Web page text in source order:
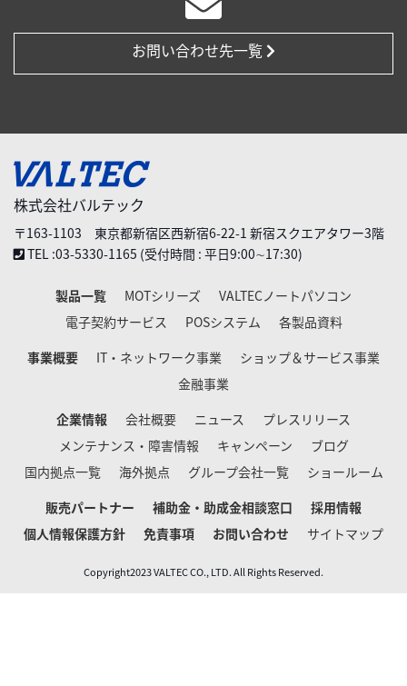
お問い合わせ先一覧
株式会社バルテック
〒163-1103 東京都新宿区西新宿6-22-1 新宿スクエアタワー3階
TEL :03-5330-1165 (受付時間 : 平日9:00∼17:30)
製品一覧 MOTシリーズ
VALTECノートパソコン
電子契約サービス
POSシステム
各製品資料
事業概要
IT・ネットワーク事業
ショップ＆サービス事業
金融事業
企業情報
会社概要 ニュース
プレスリリース
メンテナンス・障害情報
キャンペーン
ブログ
国内拠点一覧
海外拠点 グループ会社一覧
ショールーム
販売パートナー
補助金・助成金相談窓口
採用情報
個人情報保護方針
免責事項 お問い合わせ サイトマップ
Copyright2023 VALTEC CO., LTD. All Rights Reserved.